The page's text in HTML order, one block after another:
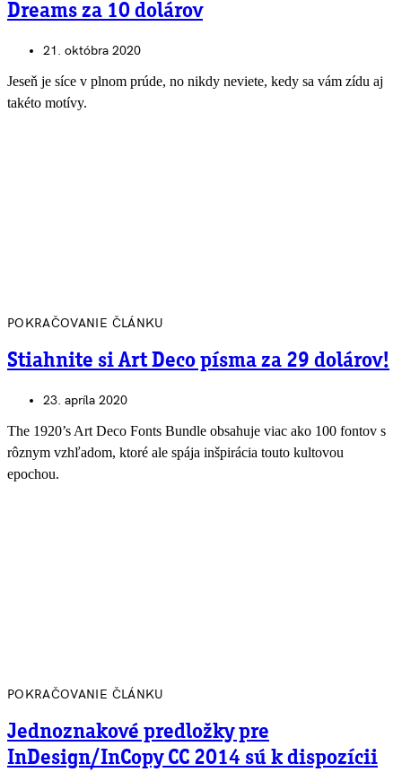
Dreams za 10 dolárov
21. októbra 2020
Jeseň je síce v plnom prúde, no nikdy neviete, kedy sa vám zídu aj
takéto motívy.
POKRAČOVANIE ČLÁNKU
Stiahnite si Art Deco písma za 29 dolárov!
23. apríla 2020
The 1920’s Art Deco Fonts Bundle obsahuje viac ako 100 fontov s
rôznym vzhľadom, ktoré ale spája inšpirácia touto kultovou
epochou.
POKRAČOVANIE ČLÁNKU
Jednoznakové predložky pre
InDesign/InCopy CC 2014 sú k dispozícii